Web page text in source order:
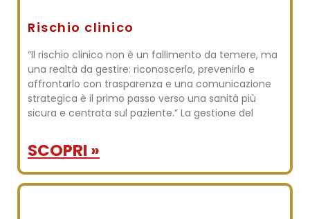
Rischio clinico
“Il rischio clinico non è un fallimento da temere, ma
una realtà da gestire: riconoscerlo, prevenirlo e
affrontarlo con trasparenza e una comunicazione
strategica è il primo passo verso una sanità più
sicura e centrata sul paziente.” La gestione del
SCOPRI »